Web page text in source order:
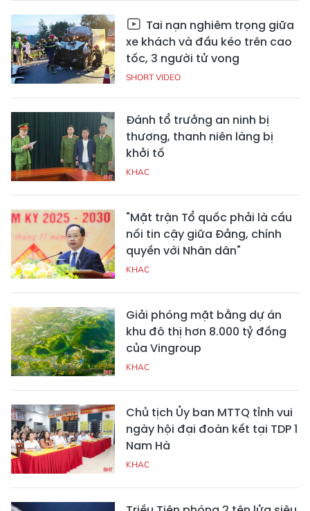
Tai nạn nghiêm trọng giữa
xe khách và đầu kéo trên cao
tốc, 3 người tử vong
SHORT VIDEO
Đánh tổ trưởng an ninh bị
thương, thanh niên làng bị
khởi tố
KHAC
"Mặt trận Tổ quốc phải là cầu
nối tin cậy giữa Đảng, chính
quyền với Nhân dân"
KHAC
Giải phóng mặt bằng dự án
khu đô thị hơn 8.000 tỷ đồng
của Vingroup
KHAC
Chủ tịch Ủy ban MTTQ tỉnh vui
ngày hội đại đoàn kết tại TDP 1
Nam Hà
KHAC